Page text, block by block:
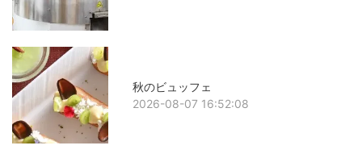
秋のビュッフェ
2026-08-07 16:52:08